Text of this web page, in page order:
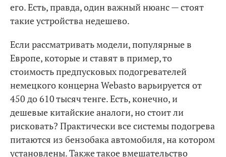
его. Есть, правда, один важный нюанс — стоят
такие устройства недешево.
Если рассматривать модели, популярные в
Европе, которые и ставят в пример, то
стоимость предпусковых подогревателей
немецкого концерна Webasto варьируется от
450 до 610 тысяч тенге. Есть, конечно, и
дешевые китайские аналоги, но стоит ли
рисковать? Практически все системы подогрева
питаются из бензобака автомобиля, на котором
установлены. Также такое вмешательство